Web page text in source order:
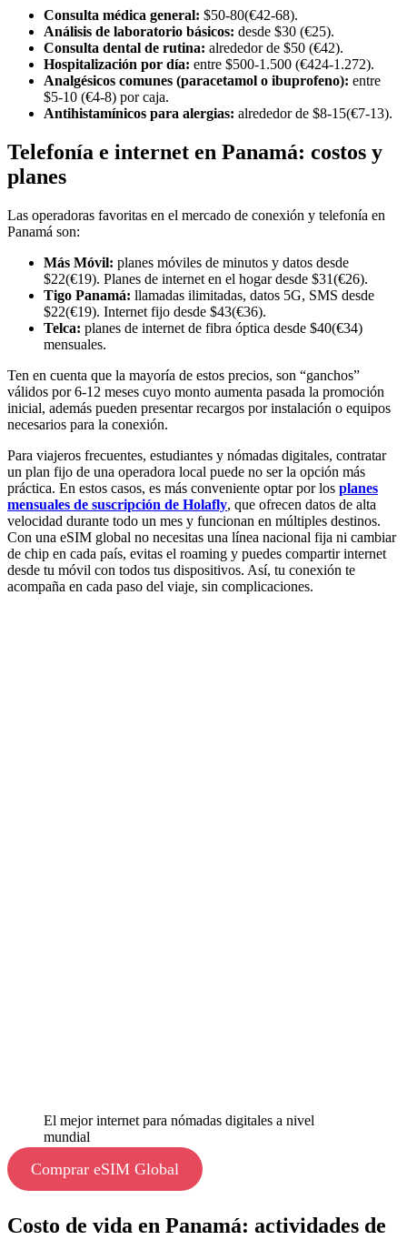
Consulta médica general: $50-80(€42-68).
Análisis de laboratorio básicos: desde $30 (€25).
Consulta dental de rutina: alrededor de $50 (€42).
Hospitalización por día: entre $500-1.500 (€424-1.272).
Analgésicos comunes (paracetamol o ibuprofeno): entre
$5-10 (€4-8) por caja.
Antihistamínicos para alergias: alrededor de $8-15(€7-13).
Telefonía e internet en Panamá: costos y
planes
Las operadoras favoritas en el mercado de conexión y telefonía en
Panamá son:
Más Móvil: planes móviles de minutos y datos desde
$22(€19). Planes de internet en el hogar desde $31(€26).
Tigo Panamá: llamadas ilimitadas, datos 5G, SMS desde
$22(€19). Internet fijo desde $43(€36).
Telca: planes de internet de fibra óptica desde $40(€34)
mensuales.
Ten en cuenta que la mayoría de estos precios, son “ganchos”
válidos por 6-12 meses cuyo monto aumenta pasada la promoción
inicial, además pueden presentar recargos por instalación o equipos
necesarios para la conexión.
Para viajeros frecuentes, estudiantes y nómadas digitales, contratar
un plan fijo de una operadora local puede no ser la opción más
práctica. En estos casos, es más conveniente optar por los planes
mensuales de suscripción de Holafly, que ofrecen datos de alta
velocidad durante todo un mes y funcionan en múltiples destinos.
Con una eSIM global no necesitas una línea nacional fija ni cambiar
de chip en cada país, evitas el roaming y puedes compartir internet
desde tu móvil con todos tus dispositivos. Así, tu conexión te
acompaña en cada paso del viaje, sin complicaciones.
El mejor internet para nómadas digitales a nivel
mundial
Comprar eSIM Global
Costo de vida en Panamá: actividades de